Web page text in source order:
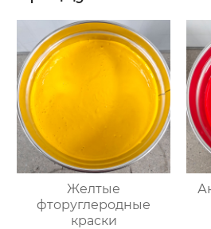
Желтые
фторуглеродные
краски